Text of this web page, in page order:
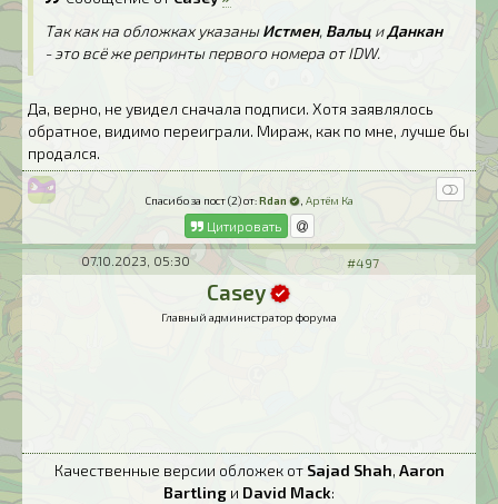
Так как на обложках указаныИстмен, Вальц иДанкан
- это всё же репринты первого номера от IDW.
Да, верно, не увидел сначала подписи. Хотя заявлялось
обратное, видимо переиграли. Мираж, как по мне, лучше бы
продался.
Спасибо за пост (2) от:Rdan Артём Ка
Цитировать
07.10.2023, 05:30 #497
Casey
Главный администратор форума
Качественные версии обложек от Sajad Shah, Aaron
Bartling и David Mack: